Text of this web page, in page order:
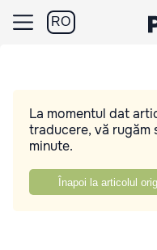
RO
La momentul dat
traducere, vă rugăm
minute.
Înapoi la articolul